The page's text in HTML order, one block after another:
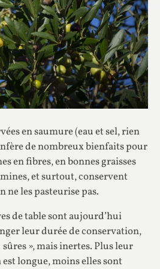
en saumure (eau et sel, rien
de nombreux bienfaits pour
en fibres, en bonnes graisses
et surtout, conservent
ne les pasteurise pas.
de table sont aujourd’hui
leur durée de conservation,
», mais inertes. Plus leur
longue, moins elles sont